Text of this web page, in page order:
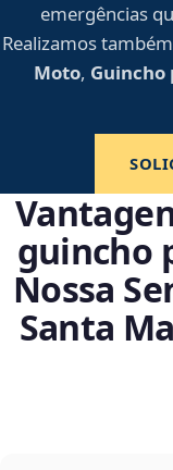
emergências
Realizamos também
Moto, Guincho
guincho
Nossa
Santa